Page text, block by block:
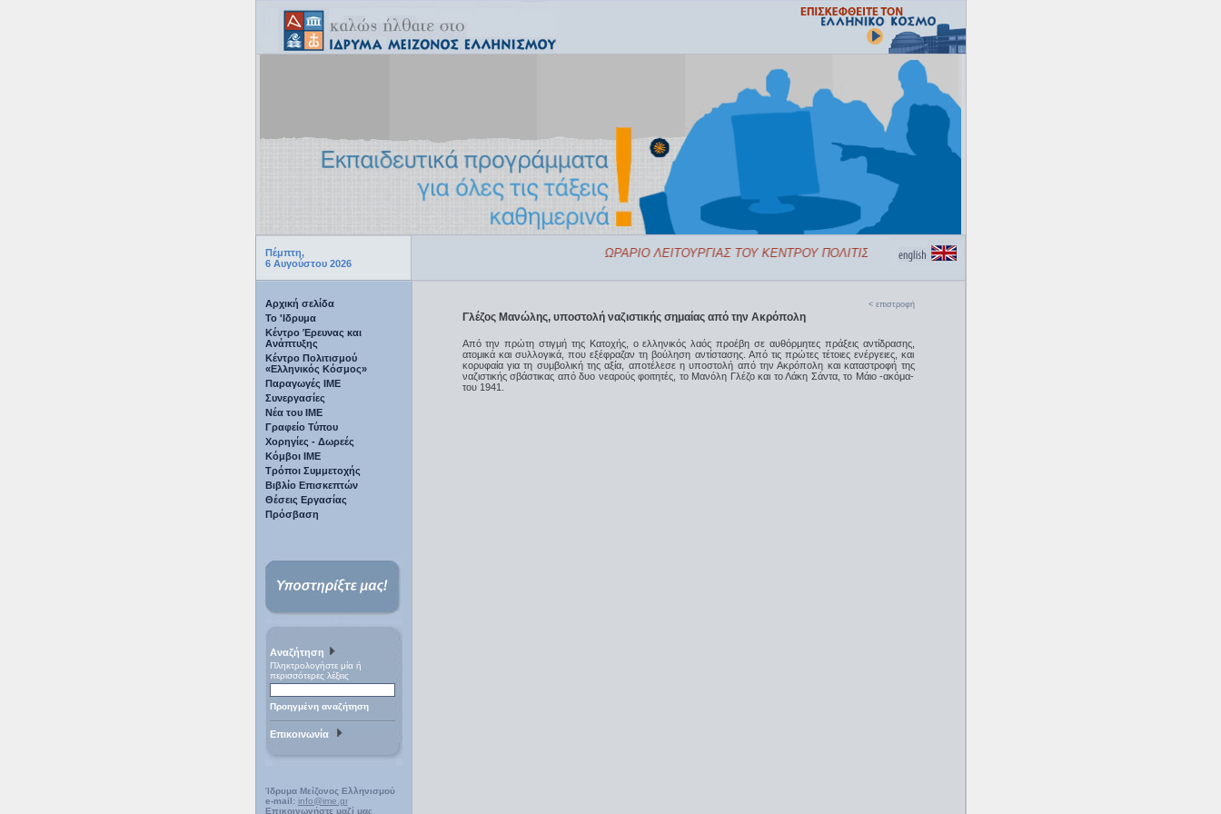
Πέμπτη,
6 Αυγούστου 2026
ΩΡΑΡΙΟ ΛΕΙΤΟΥΡΓΙΑΣ ΤΟΥ ΚΕΝΤΡΟΥ ΠΟΛΙΤΙΣΜΟΥ «ΕΛΛΗΝΙΚΟΣ ΚΟΣΜΟΣ»
Αρχική σελίδα
Το 'Ιδρυμα
Κέντρο Έρευνας και
Ανάπτυξης
Κέντρο Πολιτισμού
«Ελληνικός Κόσμος»
Παραγωγές IME
Συνεργασίες
Νέα του ΙΜΕ
Γραφείο Τύπου
Χορηγίες - Δωρεές
Κόμβοι ΙΜΕ
Τρόποι Συμμετοχής
Βιβλίο Επισκεπτών
Θέσεις Εργασίας
Πρόσβαση
Αναζήτηση
Πληκτρολογήστε μία ή
περισσότερες λέξεις
Προηγμένη αναζήτηση
Επικοινωνία
Ίδρυμα Μείζονος Ελληνισμού
e-mail: info@ime.gr
Επικοινωνήστε μαζί μας
< επιστροφή
Γλέζος Μανώλης, υποστολή ναζιστικής σημαίας από την Ακρόπολη
Aπό την πρώτη στιγμή της Κατοχής, ο ελληνικός λαός προέβη σε αυθόρμητες πράξεις αντίδρασης,
ατομικά και συλλογικά, που εξέφραζαν τη βούληση αντίστασης. Από τις πρώτες τέτοιες ενέργειες, και
κορυφαία για τη συμβολική της αξία, αποτέλεσε η υποστολή από την Ακρόπολη και καταστροφή της
ναζιστικής σβάστικας από δυο νεαρούς φοιτητές, το Μανόλη Γλέζο και το Λάκη Σάντα, το Μάιο -ακόμα-
του 1941.